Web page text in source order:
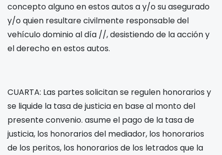
concepto alguno en estos autos ay/o su asegurado
y/o quien resultare civilmente responsable del
vehículodominioal día //, desistiendo de la acción y
el derecho en estos autos.
CUARTA: Las partes solicitan se regulen honorarios y
se liquide la tasa de justicia en base al monto del
presente convenio. asume el pago de la tasa de
justicia, los honorarios del mediador, los honorarios
de los peritos, los honorarios de los letrados que la